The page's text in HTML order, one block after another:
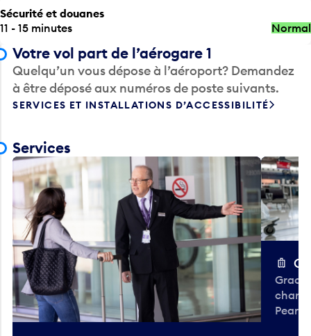
Sécurité et douanes
11 - 15 minutes
Normal
Votre vol part de l’aérogare 1
Quelqu’un vous dépose à l’aéroport? Demandez
à être déposé aux numéros de poste suivants.
SERVICES ET INSTALLATIONS D’ACCESSIBILITÉ
Services